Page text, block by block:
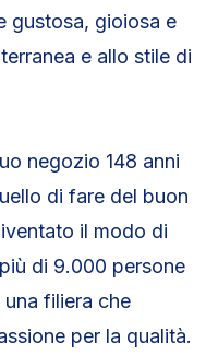
gustosa, gioiosa e
e allo stile di
negozio 148 anni
di fare del buon
il modo di
di 9.000 persone
una filiera che
per la qualità.